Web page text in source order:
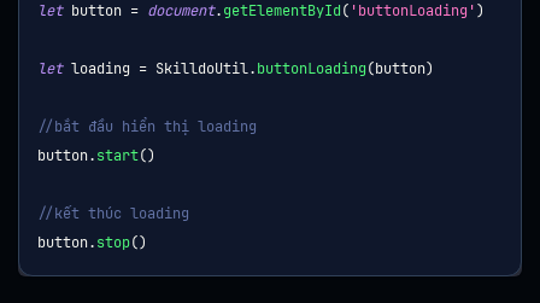
let button = document.getElementById( 'buttonLoading')
let loading = SkilldoUtil.buttonLoading(button)
//bắt đầu hiển thị loading
button.start()
//kết thúc loading
button.stop()